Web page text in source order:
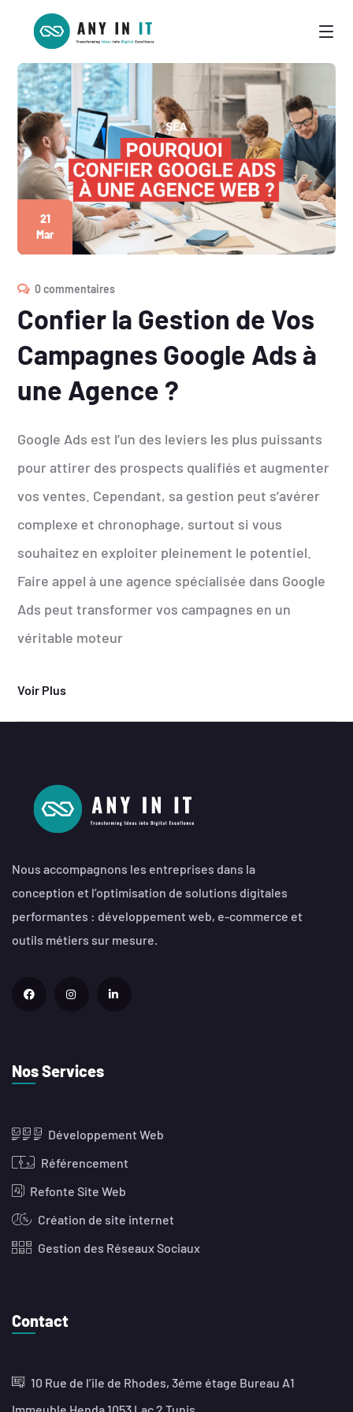
21
Mar
0 commentaires
Confier la Gestion de Vos
Campagnes Google Ads à
une Agence ?
Google Ads est l’un des leviers les plus puissants
pour attirer des prospects qualifiés et augmenter
vos ventes. Cependant, sa gestion peut s’avérer
complexe et chronophage, surtout si vous
souhaitez en exploiter pleinement le potentiel.
Faire appel à une agence spécialisée dans Google
Ads peut transformer vos campagnes en un
véritable moteur
Voir Plus
Nous accompagnons les entreprises dans la
conception et l’optimisation de solutions digitales
performantes : développement web, e-commerce et
outils métiers sur mesure.
Nos Services
Développement Web
Référencement
Refonte Site Web
Création de site internet
Gestion des Réseaux Sociaux
Contact
10 Rue de l’ile de Rhodes, 3éme étage Bureau A1